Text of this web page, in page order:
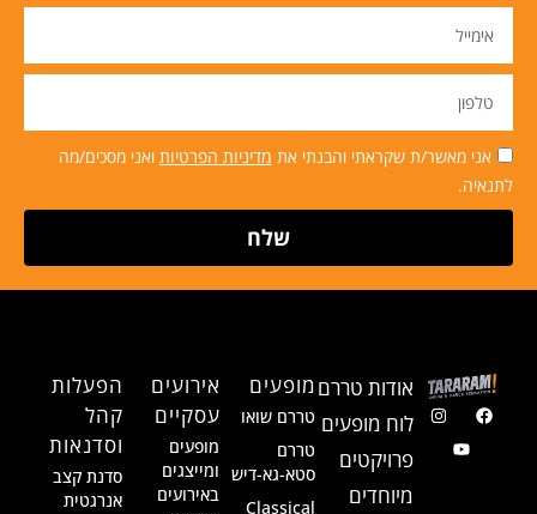
אני מאשר/ת שקראתי והבנתי את מדיניות הפרטיות ואני מסכים/מה
לתנאיה.
שלח
אודות טררם
לוח מופעים
פרויקטים
מיוחדים
מופעים
טררם שואו
טררם
סטא-גא-דיש
Classical
אירועים
עסקיים
מופעים
ומייצגים
באירועים
הפעלות
קהל
וסדנאות
סדנת קצב
אנרגטית